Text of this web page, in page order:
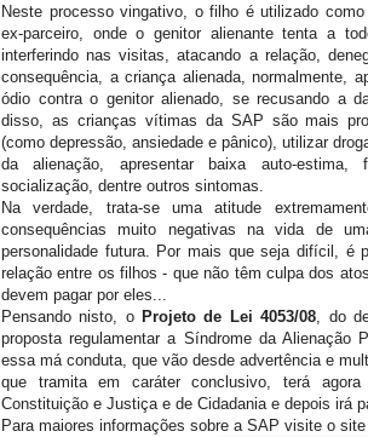
Neste processo vingativo, o filho é utilizado
ex-parceiro, onde o genitor alienante tenta a
interferindo nas visitas, atacando a relação,
consequência, a criança alienada, normalmente,
ódio contra o genitor alienado, se recusando a
disso, as crianças vítimas da SAP são mais
(como depressão, ansiedade e pânico), utilizar
da alienação, apresentar baixa auto-estima,
socialização, dentre outros sintomas.
Na verdade, trata-se uma atitude
consequências muito negativas na vida de
personalidade futura. Por mais que seja difícil, é
relação entre os filhos - que não têm culpa dos
devem pagar por eles...
Pensando nisto, o Projeto de Lei 4053/08, do
proposta regulamentar a Síndrome da Alienação
essa má conduta, que vão desde advertência e
que tramita em caráter conclusivo, terá
Constituição e Justiça e de Cidadania e depois irá
Para maiores informações sobre a SAP visite o site